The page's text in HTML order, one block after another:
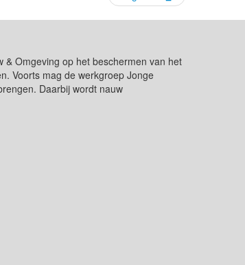
& Omgeving op het beschermen van het
Voorts mag de werkgroep Jonge
Daarbij wordt nauw